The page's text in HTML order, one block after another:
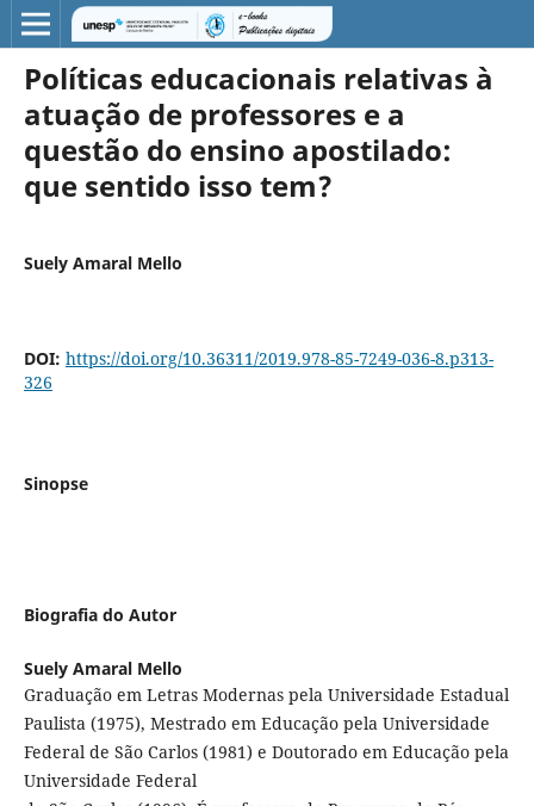
Políticas educacionais relativas à
atuação de professores e a
questão do ensino apostilado:
que sentido isso tem?
Suely Amaral Mello
DOI: https://doi.org/10.36311/2019.978-85-7249-036-8.p313-
326
Sinopse
Biografia do Autor
Suely Amaral Mello
Graduação em Letras Modernas pela Universidade Estadual
Paulista (1975), Mestrado em Educação pela Universidade
Federal de São Carlos (1981) e Doutorado em Educação pela
Universidade Federal